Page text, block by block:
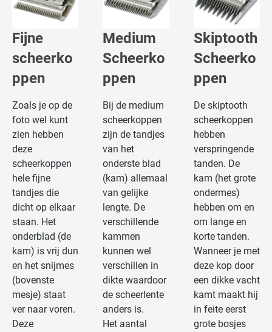
Fijne
scheerko
ppen
Zoals je op de
foto wel kunt
zien hebben
deze
scheerkoppen
hele fijne
tandjes die
dicht op elkaar
staan. Het
onderblad (de
kam) is vrij dun
en het snijmes
(bovenste
mesje) staat
ver naar voren.
Deze
Medium
Scheerko
ppen
Bij de medium
scheerkoppen
zijn de tandjes
van het
onderste blad
(kam) allemaal
van gelijke
lengte. De
verschillende
kammen
kunnen wel
verschillen in
dikte waardoor
de scheerlente
anders is.
Het aantal
Skiptooth
Scheerko
ppen
De skiptooth
scheerkoppen
hebben
verspringende
tanden. De
kam (het grote
ondermes)
hebben om en
om lange en
korte tanden.
Wanneer je met
deze kop door
een dikke vacht
kamt maakt hij
in feite eerst
grote bosjes